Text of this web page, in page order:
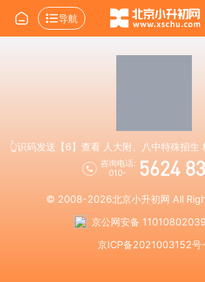
导航
👆识码发送【6】查看 人大附、八中特殊招生
咨询电话:
010-
5624
© 2008-2026北京小升初网 All
京公网安备
京ICP备2021003152号